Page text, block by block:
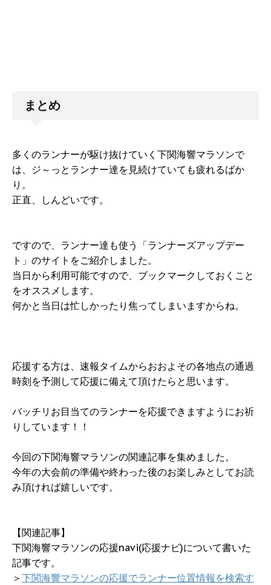
まとめ
多くのランナーが駆け抜けていく下関海響マラソンで
は、ジ～っとランナー達を見続けていても疲れるばか
り。
正直、しんどいです。
ですので、ランナー達も使う「ランナーズアップデー
ト」のサイトをご紹介しました。
当日から利用可能ですので、ブックマークしておくこと
をオススメします。
何かと当日は忙しかったり焦ってしまいますからね。
応援する方は、速報タイムからおおよその各地点の通過
時刻を予測して応援に備えて頂けたらと思います。
バッチリお目当てのランナーを応援できますようにお祈
りしています！！
今回の下関海響マラソンの関連記事を集めました。
今年の大会前の準備や終わった後のお楽しみとしてお読
み頂ければ嬉しいです。
【関連記事】
下関海響マラソンの応援navi(応援ナビ)について書いた
記事です。
＞ 下関海響マラソンの応援でランナー位置情報を検索す